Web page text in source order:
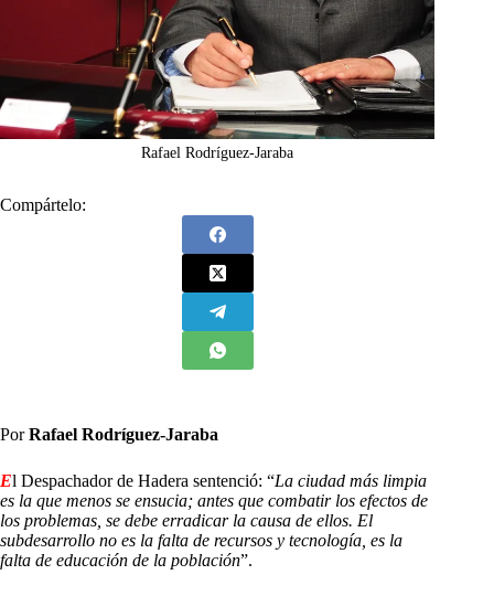
Rafael Rodríguez-Jaraba
Compártelo:
PorRafael Rodríguez-Jaraba
El Despachador de Hadera sentenció: “La ciudad más limpia
es la que menos se ensucia; antes que combatir los efectos de
los problemas, se debe erradicar la causa de ellos. El
subdesarrollo no es la falta de recursos y tecnología, es la
falta de educación de la población”.